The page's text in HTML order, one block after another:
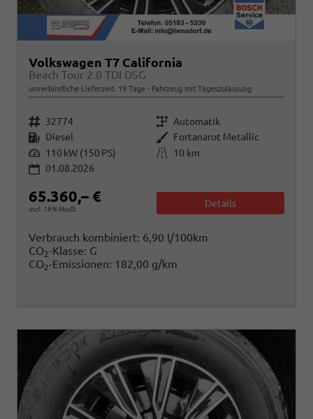
Volkswagen T7 California
Beach Tour 2.0 TDI DSG
unverbindliche Lieferzeit: 19 Tage Fahrzeug mit Tageszulassung
Fahrzeugnr. 32774 Getriebe Automatik
Kraftstoff Diesel Außenfarbe Fortanarot Metallic
Leistung 110 kW (150 PS) Kilometerstand
10 km
01.08.2026
65.360,– €
incl. 19% MwSt.
Details
Verbrauch kombiniert: 6,90 l/100km
CO2-Klasse: G
CO2-Emissionen: 182,00 g/km